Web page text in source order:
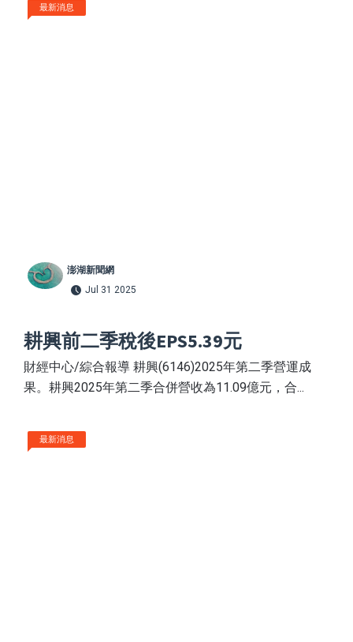
最新消息
澎湖新聞網
Jul 31 2025
耕興前二季稅後EPS5.39元
財經中心/綜合報導 耕興(6146)2025年第二季營運成
果。耕興2025年第二季合併營收為11.09億元，合...
最新消息